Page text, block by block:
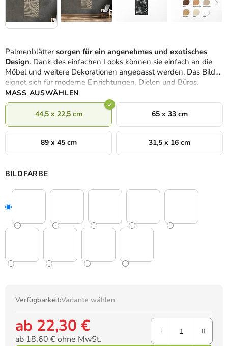
Palmenblätter sorgen für ein angenehmes und exotisches
Design. Dank des einfachen Looks können sie einfach an die
Möbel und weitere Dekorationen angepasst werden. Das Bild
eignet sich für moderne Einrichtungen, Dielen und Büros.
MASS AUSWÄHLEN
44,5 x 22,5 cm 65 x 33 cm
89 x 45 cm 31,5 x 16 cm
BILDFARBE
Verfügbarkeit:Variante wählen
ab 22,30 €
ab 18,60 €ohne MwSt.